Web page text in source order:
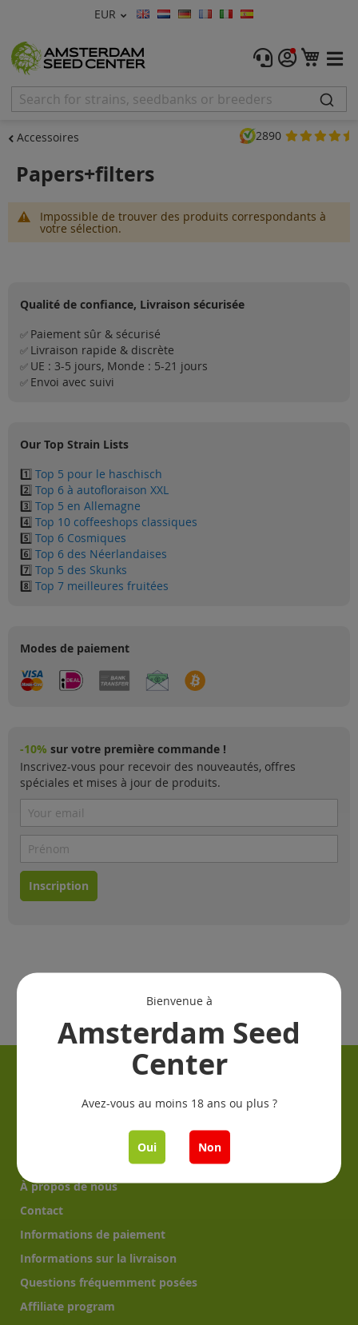
Devise
EUR Langue
Graines De Cannabis
Féminisée
Régulières
CBD Shop
Promos
Solden
Mon
Accessoires 2890
Papers+filters
Impossible de trouver des produits correspondants à
votre sélection.
Qualité de confiance, Livraison sécurisée
✅ Paiement sûr & sécurisé
✅ Livraison rapide & discrète
✅ UE : 3-5 jours, Monde : 5-21 jours
✅ Envoi avec suivi
Our Top Strain Lists
1️⃣ Top 5 pour le haschisch
2️⃣ Top 6 à autofloraison XXL
3️⃣ Top 5 en Allemagne
4️⃣ Top 10 coffeeshops classiques
5️⃣ Top 6 Cosmiques
6️⃣ Top 6 des Néerlandaises
7️⃣ Top 5 des Skunks
8️⃣ Top 7 meilleures fruitées
Modes de paiement
-10% sur votre première commande !
Inscrivez-vous pour recevoir des nouveautés, offres
spéciales et mises à jour de produits.
Inscription
Bienvenue à
Amsterdam Seed
Center
Avez-vous au moins 18 ans ou plus ?
Oui Non
Culture du cannabis?
À propos de nous
Contact
Informations de paiement
Informations sur la livraison
Questions fréquemment posées
Affiliate program